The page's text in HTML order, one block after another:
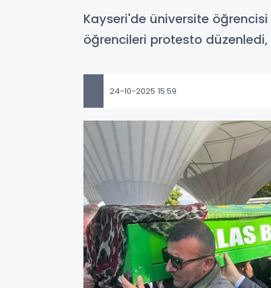
Kayseri'de üniversite
öğrencileri protesto düzenledi,
24-10-2025 15:59